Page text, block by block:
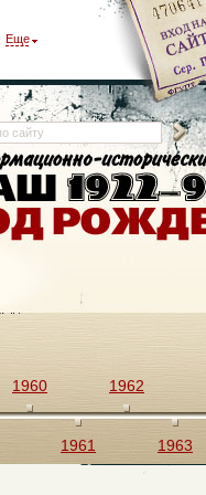
Еще
1960
1961
1962
1963